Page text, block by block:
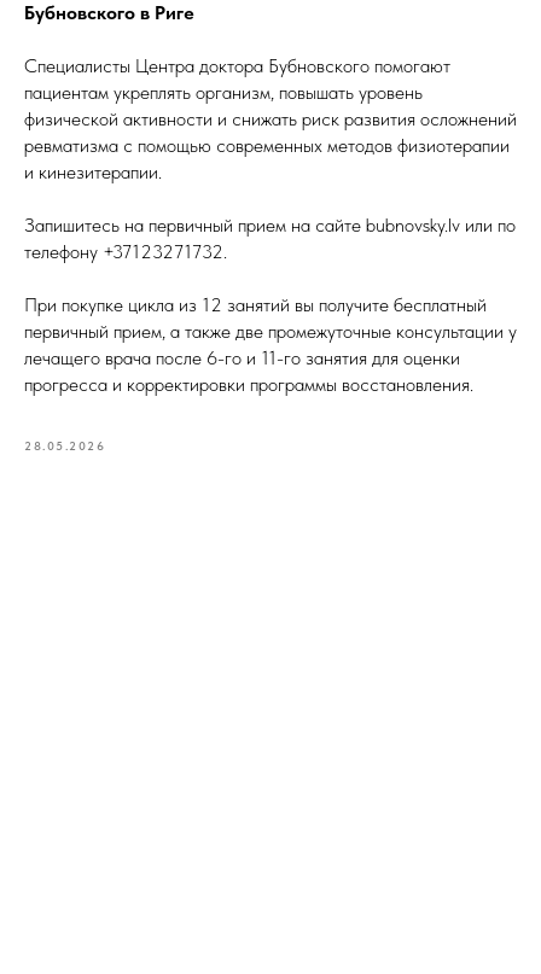
Бубновского в Риге
Специалисты Центра доктора Бубновского помогают
пациентам укреплять организм, повышать уровень
физической активности и снижать риск развития осложнений
ревматизма с помощью современных методов физиотерапии
и кинезитерапии.
Запишитесь на первичный прием на сайте bubnovsky.lv или по
телефону +37123271732.
При покупке цикла из 12 занятий вы получите бесплатный
первичный прием, а также две промежуточные консультации у
лечащего врача после 6-го и 11-го занятия для оценки
прогресса и корректировки программы восстановления.
28.05.2026